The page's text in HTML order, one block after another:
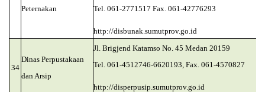
Peternakan
Tel. 061-2771517 Fax. 061-42776293
http://disbunak.sumutprov.go.id
34
Dinas Perpustakaan
dan Arsip
Jl. Brigjend Katamso No. 45 Medan 20159
Tel. 061-4512746-6620193, Fax. 061-4570827
http://disperpusip.sumutprov.go.id